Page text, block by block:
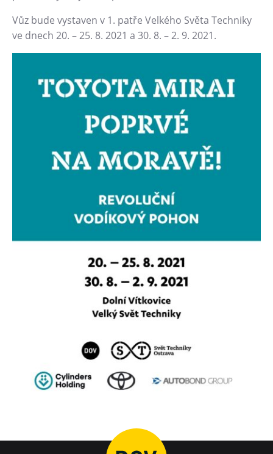
Heligonka
HopJump
Lezecká stěna
Fajna Dilna
Dolní Vítkovice
Bolt Café
Kavárna Velký Svět techniky
Restaurace VP ART
CØKAFE Dolní Vítkovice
FUTURE café
Catering
Vůz bude vystaven v 1. patře Velkého Světa Techniky
ve dnech 20. – 25. 8. 2021 a 30. 8. – 2. 9. 2021.